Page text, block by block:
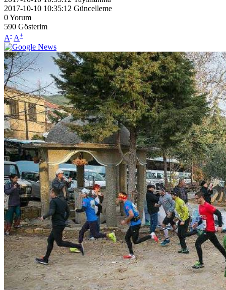
2017-10-10 10:35:12 Güncelleme
0Yorum
590 Gösterim
A- A+